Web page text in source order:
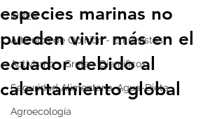
IPBES
Artículos de Opinión - Entrevistas
Activismo - Greta - Científicos
Seguridad Alimentaria-Agua-Dieta
Agroecología
especies marinas no
pueden vivir más en el
ecuador debido al
calentamiento global